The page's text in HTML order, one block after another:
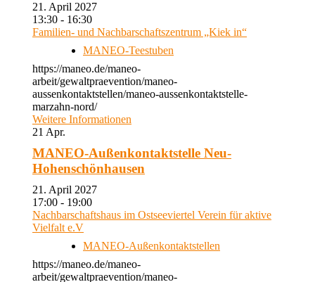
21. April 2027
13:30 - 16:30
Familien- und Nachbarschaftszentrum „Kiek in“
MANEO-Teestuben
https://maneo.de/maneo-
arbeit/gewaltpraevention/maneo-
aussenkontaktstellen/maneo-aussenkontaktstelle-
marzahn-nord/
Weitere Informationen
21 Apr.
MANEO-Außenkontaktstelle Neu-
Hohenschönhausen
21. April 2027
17:00 - 19:00
Nachbarschaftshaus im Ostseeviertel Verein für aktive
Vielfalt e.V
MANEO-Außenkontaktstellen
https://maneo.de/maneo-
arbeit/gewaltpraevention/maneo-